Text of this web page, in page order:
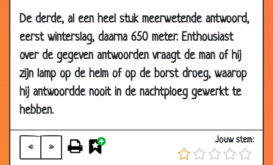
De derde, al een heel stuk meerwetende antwoord,
eerst winterslag, daarna 650 meter. Enthousiast
over de gegeven antwoorden vraagt de man of hij
zijn lamp op de helm of op de borst droeg, waarop
hij antwoordde nooit in de nachtploeg gewerkt te
hebben.
« »
Jouw stem:
14 Jun
Engels voor beginners 2.65
07 Jun
2013
Behangen 3.37
12 May
2013
Geld besparen 3.70
2013
03
Met geld spelen 3.52